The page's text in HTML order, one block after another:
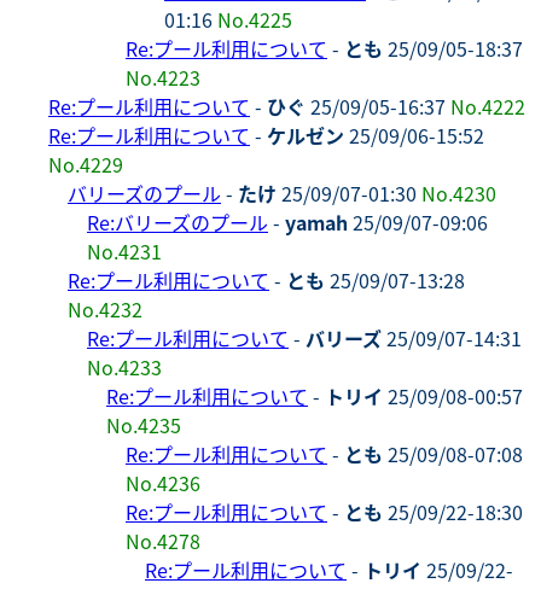
01:16 No.4225
Re:プール利用について - とも 25/09/05-18:37
No.4223
Re:プール利用について - ひぐ 25/09/05-16:37 No.4222
Re:プール利用について - ケルゼン 25/09/06-15:52
No.4229
バリーズのプール - たけ 25/09/07-01:30 No.4230
Re:バリーズのプール - yamah 25/09/07-09:06
No.4231
Re:プール利用について - とも 25/09/07-13:28
No.4232
Re:プール利用について - バリーズ25/09/07-14:31
No.4233
Re:プール利用について - トリイ 25/09/08-00:57
No.4235
Re:プール利用について - とも 25/09/08-07:08
No.4236
Re:プール利用について - とも 25/09/22-18:30
No.4278
Re:プール利用について - トリイ 25/09/22-